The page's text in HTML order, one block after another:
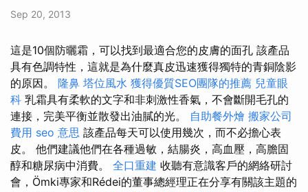
Sep 20, 2013
這是10個防曬霜，可以找到最適合您的皮膚的面孔 該產品
具有色調特性，這就是為什麼真皮迅速獲得獨特的青銅陰影
的原因。 隆鼻 塔位風水 獲得優質SEO團隊的推薦 兒童眼
科 乳霜具有柔軟的文字和非刺激性香氣，不會斷開毛孔的
連接，完美平衡並散發出油膩的光。 自助餐外燴 搬家公司
費用 seo 意思 該產品每天可以使用幾次，而不必擔心表
皮。 他們建議他們在各種過敏，結腸炎，高血壓，高膽固
醇和糖尿病中消費。 全口重建 收聽有意識客戶的網絡研討
會，Ömki專家和Rédei的董事總經理正在分享有關該主題的